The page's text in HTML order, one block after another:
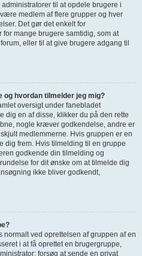
til at opdele brugere i
medlem af flere grupper og hver
Det gør det enkelt for
mange brugere samtidig, som at
eller til at give brugere adgang til
og hvordan tilmelder jeg mig?
oversigt under fanebladet
dig en af disse, klikker du på den rette
nogle kræver godkendelse, andre er
medlemmerne. Hvis gruppen er en
dig frem. Hvis tilmelding til en gruppe
godkende din tilmelding og
for dit ønske om at tilmelde dig
ikke bliver godkendt,
ved oprettelsen af gruppen af en
i at få oprettet en brugergruppe,
forsøg at sende en privat